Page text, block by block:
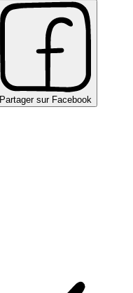
Partager sur Facebook